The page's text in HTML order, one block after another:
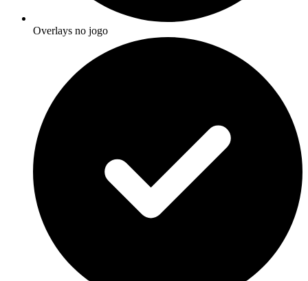
Overlays no jogo